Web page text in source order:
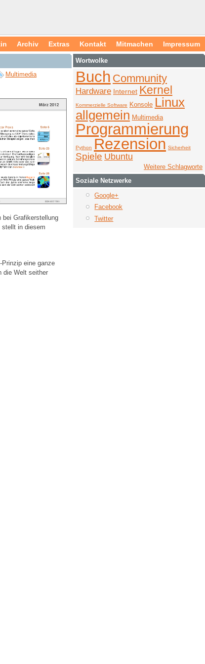
Archiv Extras Kontakt Mitmachen Impressum
Multimedia
bei Grafikerstellung
stellt in diesem
eine ganze
die Welt seither
Wortwolke
Buch Community
Hardware Internet Kernel
Kommerzielle Software Konsole Linux
allgemein Multimedia
Programmierung
Python Rezension Sicherheit
Spiele Ubuntu
Weitere Schlagworte
Soziale Netzwerke
Google+
Facebook
Twitter